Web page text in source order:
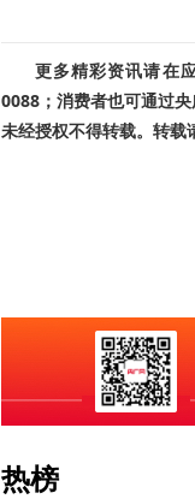
更多精彩资讯请在
0088；消费者也可通过
未经授权不得转载。转
热榜